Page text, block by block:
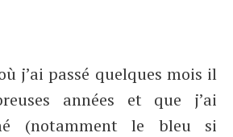
j’ai passé quelques mois il
années et que j’ai
(notamment le bleu si